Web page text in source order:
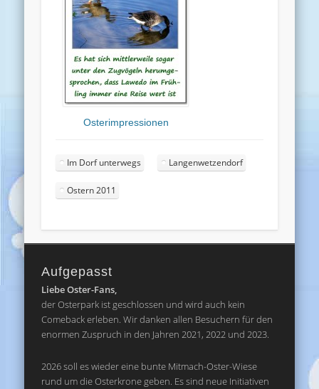
Osterimpressionen
Im Dorf unterwegs Langenwetzendorf
Ostern 2011
Aufgepasst
Liebe Oster-Fans,
der Osterpark ist geschlossen und wird auch kein
Comeback erleben. Wir danken allen Besuchern für den
enormen Zuspruch in den Jahren 2021, 2022 und 2023.
2026 soll es wieder eine bunte Mitmach-Oster-Wiese
rund um die Osterkrone geben. Es sind neue Initiativen